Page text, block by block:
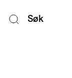
Søk